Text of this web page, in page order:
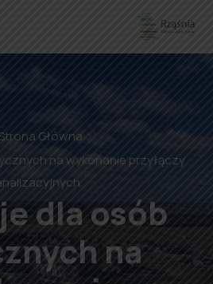
Główna
na wykonanie przyłączy
dla osób
na